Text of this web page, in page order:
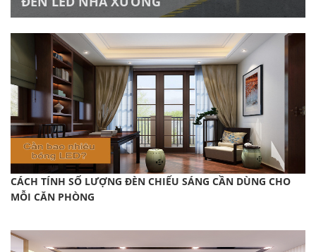
CÁCH TÍNH SỐ LƯỢNG ĐÈN CHIẾU SÁNG CẦN DÙNG CHO
MỖI CĂN PHÒNG